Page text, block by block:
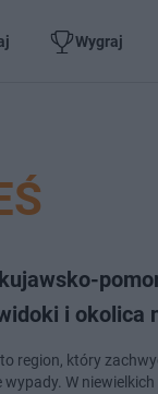
Wygraj
i okolica
region, który
W